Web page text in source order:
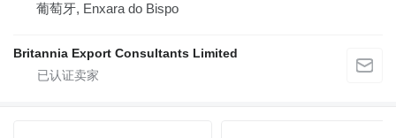
葡萄牙, Enxara do Bispo
Britannia Export Consultants Limited